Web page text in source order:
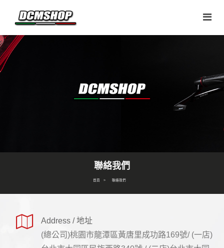
聯絡我們
首頁 聯絡我們
Address / 地址
(總公司)桃園市龍潭區黃唐里成功路169號/ (一店)